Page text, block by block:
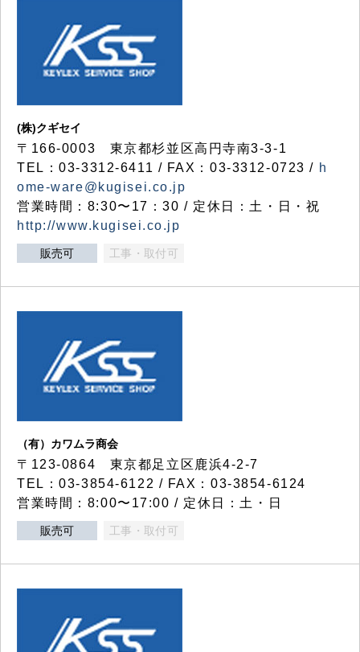
(株)クギセイ
〒166-0003 東京都杉並区高円寺南3-3-1
TEL：03-3312-6411 / FAX：03-3312-0723 / h
ome-ware@kugisei.co.jp
営業時間：8:30〜17：30 / 定休日：土・日・祝
http://www.kugisei.co.jp
販売可 工事・取付可
（有）カワムラ商会
〒123-0864 東京都足立区鹿浜4-2-7
TEL：03-3854-6122 / FAX：03-3854-6124
営業時間：8:00〜17:00 / 定休日：土・日
販売可 工事・取付可